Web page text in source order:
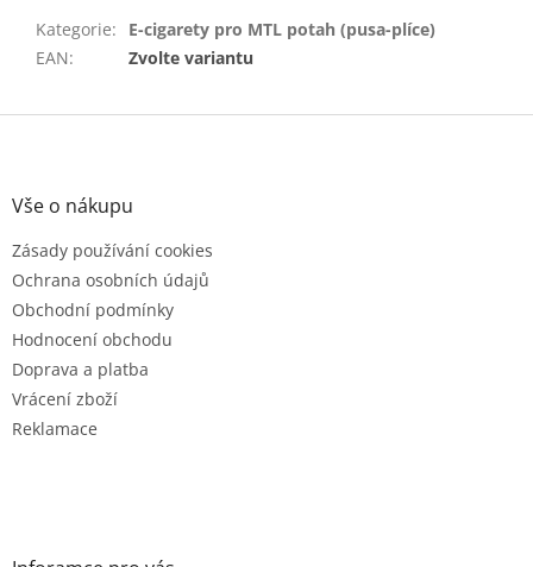
Kategorie:
E-cigarety pro MTL potah (pusa-plíce)
EAN: Zvolte variantu
Z
Vše o nákupu
Zásady používání cookies
Ochrana osobních údajů
Obchodní podmínky
Hodnocení obchodu
Doprava a platba
Vrácení zboží
Reklamace